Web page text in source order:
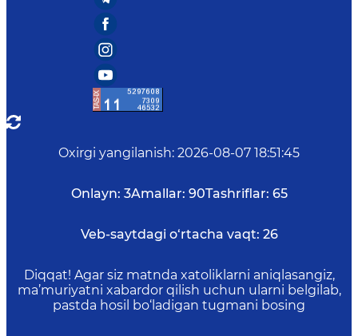
Oxirgi yangilanish: 2026-08-07 18:51:45
Onlayn: 3Amallar: 90Tashriflar: 65
Veb-saytdagi o‘rtacha vaqt: 26
Diqqat! Agar siz matnda xatoliklarni aniqlasangiz,
ma’muriyatni xabardor qilish uchun ularni belgilab,
pastda hosil bo‘ladigan tugmani bosing